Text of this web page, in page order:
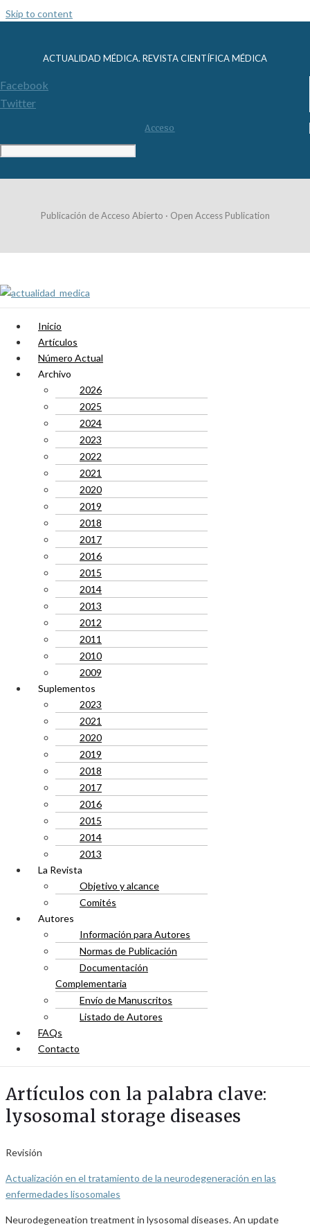
Skip to content
ACTUALIDAD MÉDICA. REVISTA CIENTÍFICA MÉDICA
Facebook
Twitter
Acceso
Publicación de Acceso Abierto · Open Access Publication
Inicio
Artículos
Número Actual
Archivo
2026
2025
2024
2023
2022
2021
2020
2019
2018
2017
2016
2015
2014
2013
2012
2011
2010
2009
Suplementos
2023
2021
2020
2019
2018
2017
2016
2015
2014
2013
La Revista
Objetivo y alcance
Comités
Autores
Información para Autores
Normas de Publicación
Documentación
Complementaria
Envío de Manuscritos
Listado de Autores
FAQs
Contacto
Artículos con la palabra clave:
lysosomal storage diseases
Revisión
Actualización en el tratamiento de la neurodegeneración en las
enfermedades lisosomales
Neurodegeneation treatment in lysosomal diseases. An update